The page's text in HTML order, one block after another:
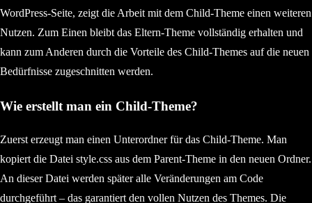
WordPress-Seite, zeigt die Arbeit mit dem Child-Theme einen weiteren
Nutzen. Zum Einen bleibt das Eltern-Theme vollständig erhalten und
kann zum Anderen durch die Vorteile des Child-Themes auf die neuen
Bedürfnisse zugeschnitten werden.
Wie erstellt man ein Child-Theme?
Zuerst erzeugt man einen Unterordner für das Child-Theme. Man
kopiert die Datei style.css aus dem Parent-Theme in den neuen Ordner.
An dieser Datei werden später alle Veränderungen am Code
durchgeführt – das garantiert den vollen Nutzen des Themes. Die